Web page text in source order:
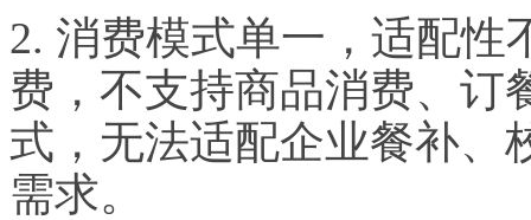
2. 消费模式单一，适配性
费，不支持商品消费、订
式，无法适配企业餐补、
需求。